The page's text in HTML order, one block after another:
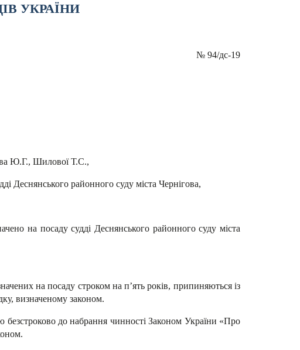
УКРАЇНИ
№ 94/дс-19
Ю.Г., Шилової Т.С.,
Деснянського районного суду міста Чернігова,
на посаду судді Деснянського районного суду міста
на посаду строком на п’ять років, припиняються із
визначеному законом.
безстроково до набрання чинності Законом України «Про